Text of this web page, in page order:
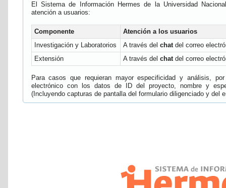
El Sistema de Información Hermes de la Universidad
atención a usuarios:
Componente
Atención a los usuarios
Investigación y Laboratorios
A través del chatdel correo
Extensión
A través del chatdel correo
Para casos que requieran mayor especificidad y análisis,
electrónico con los datos de ID del proyecto, nombre y
(Incluyendo capturas de pantalla del formulario diligenciado y del